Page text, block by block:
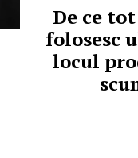
De ce
folosesc
locul